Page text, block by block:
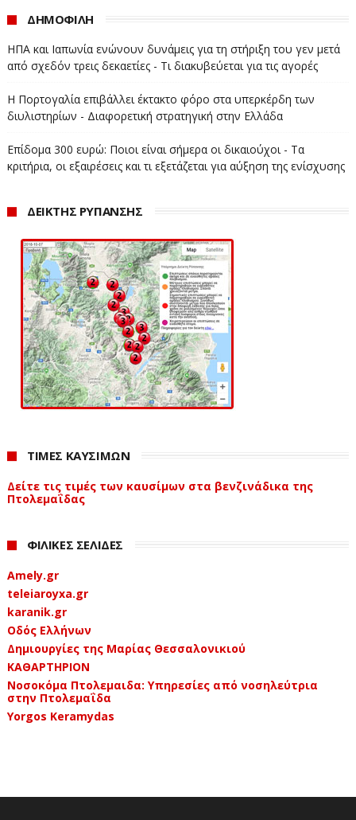
ΔΗΜΟΦΙΛΗ
ΗΠΑ και Ιαπωνία ενώνουν δυνάμεις για τη στήριξη του γεν μετά
από σχεδόν τρεις δεκαετίες - Τι διακυβεύεται για τις αγορές
Η Πορτογαλία επιβάλλει έκτακτο φόρο στα υπερκέρδη των
διυλιστηρίων - Διαφορετική στρατηγική στην Ελλάδα
Επίδομα 300 ευρώ: Ποιοι είναι σήμερα οι δικαιούχοι - Τα
κριτήρια, οι εξαιρέσεις και τι εξετάζεται για αύξηση της ενίσχυσης
ΔΕΙΚΤΗΣ ΡΥΠΑΝΣΗΣ
ΤΙΜΕΣ ΚΑΥΣΙΜΩΝ
Δείτε τις τιμές των καυσίμων στα βενζινάδικα της
Πτολεμαΐδας
ΦΙΛΙΚΕΣ ΣΕΛΙΔΕΣ
Amely.gr
teleiaroyxa.gr
karanik.gr
Οδός Ελλήνων
Δημιουργίες της Μαρίας Θεσσαλονικιού
ΚΑΘΑΡΤΗΡΙΟΝ
Νοσοκόμα Πτολεμαιδα: Υπηρεσίες από νοσηλεύτρια
στην Πτολεμαΐδα
Yorgos Keramydas